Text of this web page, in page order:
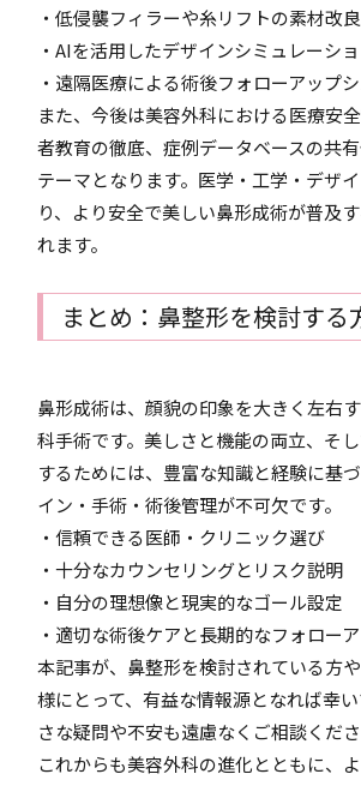
・低侵襲フィラーや糸リフトの素材改
・AIを活用したデザインシミュレーシ
・遠隔医療による術後フォローアップ
また、今後は美容外科における医療安
者教育の徹底、症例データベースの共
テーマとなります。医学・工学・デザ
り、より安全で美しい鼻形成術が普及
れます。
まとめ：鼻整形を検討する
鼻形成術は、顔貌の印象を大きく左右
科手術です。美しさと機能の両立、そ
するためには、豊富な知識と経験に基
イン・手術・術後管理が不可欠です。
・信頼できる医師・クリニック選び
・十分なカウンセリングとリスク説明
・自分の理想像と現実的なゴール設定
・適切な術後ケアと長期的なフォロー
本記事が、鼻整形を検討されている方
様にとって、有益な情報源となれば幸
さな疑問や不安も遠慮なくご相談くださ
これからも美容外科の進化とともに、